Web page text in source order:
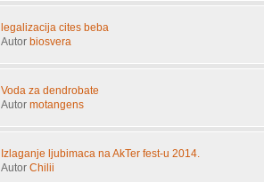
legalizacija cites beba
Autorbiosvera
Voda za dendrobate
Autormotangens
Izlaganje ljubimaca na AkTer fest-u 2014.
AutorChilii